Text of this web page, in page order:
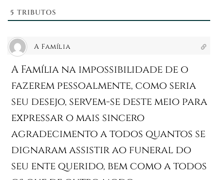
5 TRIBUTOS
A Família
A Família na impossibilidade de o
fazerem pessoalmente, como seria
seu desejo, servem-se deste meio para
expressar o mais sincero
agradecimento a todos quantos se
dignaram assistir ao funeral do
seu ente querido, bem como a todos